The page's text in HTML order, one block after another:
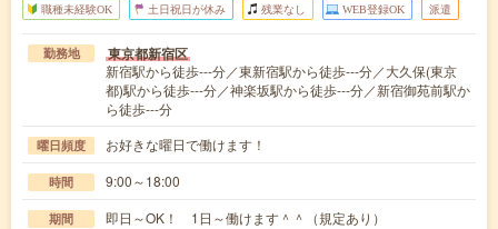
職種未経験OK 土日祝日が休み 残業なし WEB登録OK 派遣
勤務地 東京都新宿区
新宿駅から徒歩---分／東新宿駅から徒歩---分／大久保(東京
都)駅から徒歩---分／神楽坂駅から徒歩---分／新宿御苑前駅か
ら徒歩---分
曜日頻度 お好きな曜日で働けます！
時間 9:00～18:00
期間 即日～OK！ 1日～働けます＾＾（規定あり）